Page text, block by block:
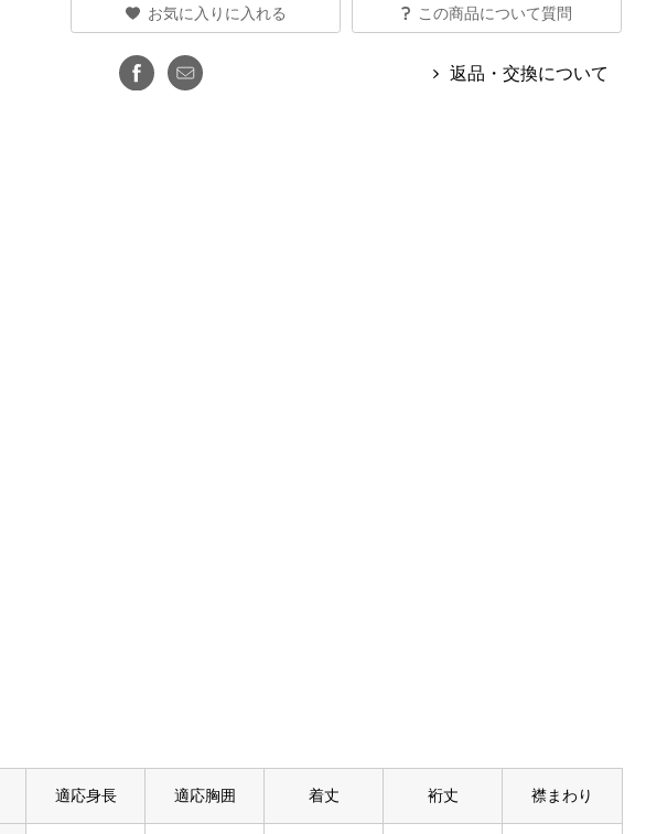
おすすめカタログ
BOGARD August 2026 vol.181
お気に入りに入れる この商品について質問
返品・交換について
適応身長 適応胸囲 着丈 裄丈 襟まわり